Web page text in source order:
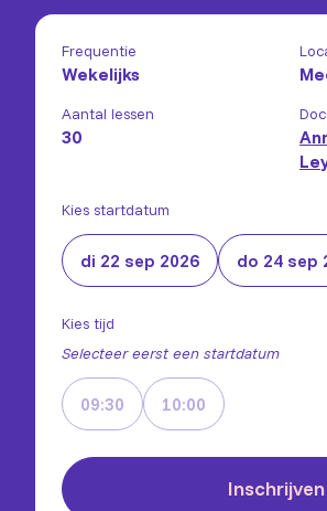
Frequentie
Wekelijks
Aantal lessen
30
Kies startdatum
di 22 sep 2026 do 24 sep
Kies tijd
Selecteer eerst een startdatum
09:30 10:00
Inschrijven